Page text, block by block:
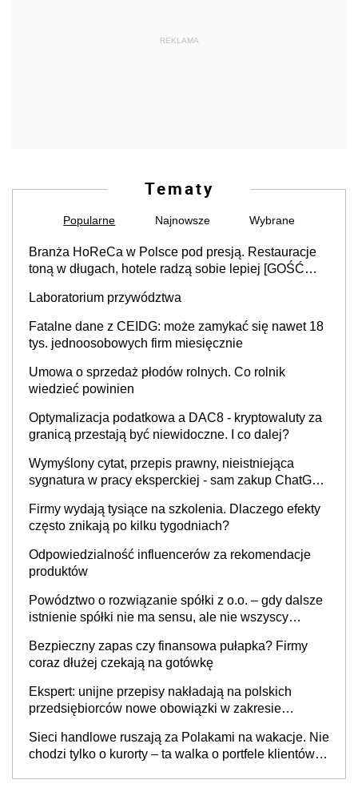
REKLAMA
Tematy
Popularne Najnowsze Wybrane
Branża HoReCa w Polsce pod presją. Restauracje
toną w długach, hotele radzą sobie lepiej [GOŚĆ
Laboratorium przywództwa
Fatalne dane z CEIDG: może zamykać się nawet 18
tys. jednoosobowych firm miesięcznie
Umowa o sprzedaż płodów rolnych. Co rolnik
wiedzieć powinien
Optymalizacja podatkowa a DAC8 - kryptowaluty za
granicą przestają być niewidoczne. I co dalej?
Wymyślony cytat, przepis prawny, nieistniejąca
sygnatura w pracy eksperckiej - sam zakup ChatGPT
Firmy wydają tysiące na szkolenia. Dlaczego efekty
często znikają po kilku tygodniach?
Odpowiedzialność influencerów za rekomendacje
produktów
Powództwo o rozwiązanie spółki z o.o. – gdy dalsze
istnienie spółki nie ma sensu, ale nie wszyscy
Bezpieczny zapas czy finansowa pułapka? Firmy
coraz dłużej czekają na gotówkę
Ekspert: unijne przepisy nakładają na polskich
przedsiębiorców nowe obowiązki w zakresie
Sieci handlowe ruszają za Polakami na wakacje. Nie
chodzi tylko o kurorty – ta walka o portfele klientów